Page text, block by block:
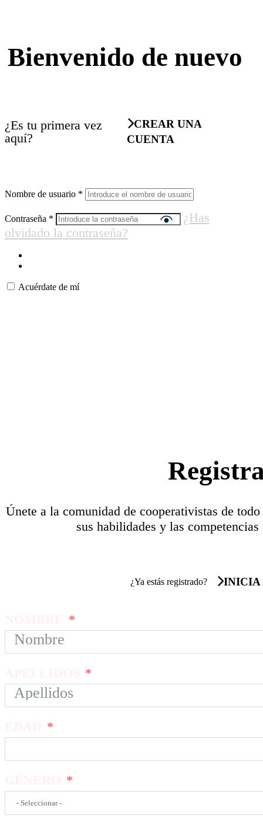
Bienvenido de nuevo
¿Es tu primera vez
aquí?
CREAR UNA
CUENTA
Nombre de usuario *
Contraseña *
¿Has
olvidado la contraseña?
Acuérdate de mí
Únete a la comunidad de cooperativistas de
sus habilidades y las
¿Ya estás registrado? INICIA